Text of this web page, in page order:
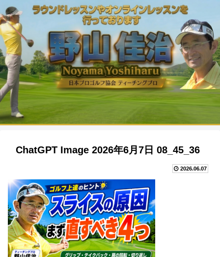
ChatGPT Image 2026年6月7日 08_45_36
2026.06.07